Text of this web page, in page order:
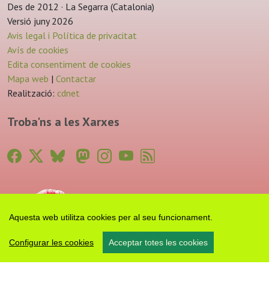
Aquesta web utilitza cookies per al seu funcionament.
Configurar les cookies Acceptar totes les cookies
Des de 2012 · La Segarra (Catalonia)
Versió juny 2026
Avis legal i Política de privacitat
Avís de cookies
Edita consentiment de cookies
Mapa web | Contactar
Realització: cdnet
Troba'ns a les Xarxes